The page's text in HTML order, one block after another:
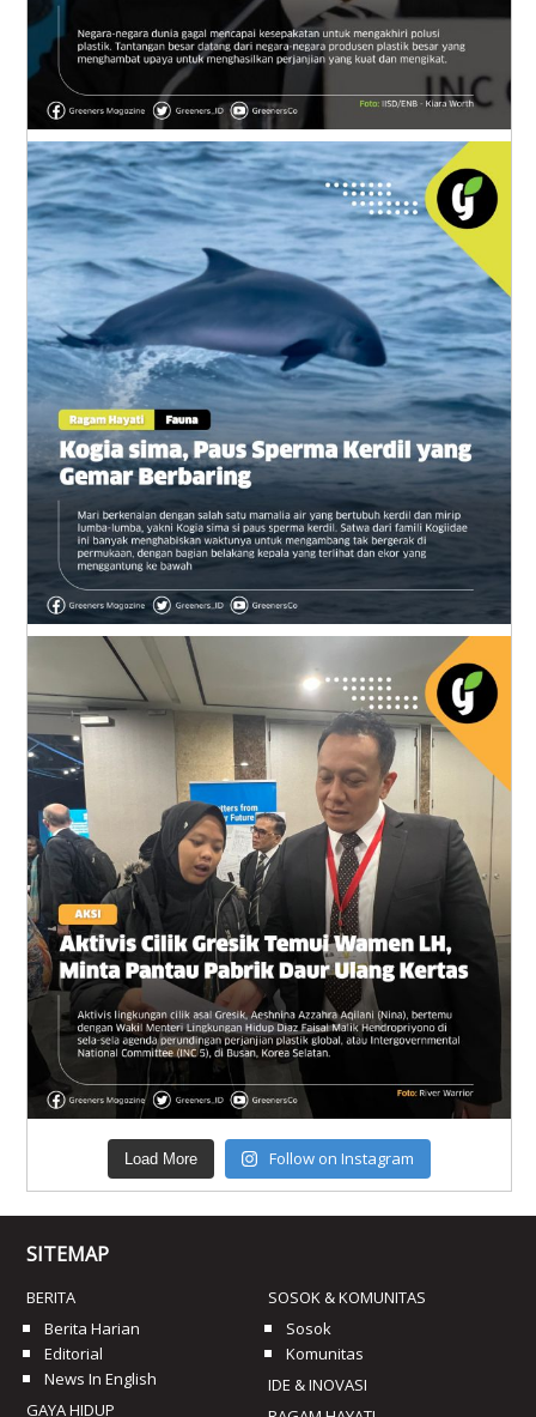
Load More Follow on Instagram
SITEMAP
BERITA
Berita Harian
Editorial
News In English
GAYA HIDUP
SOSOK & KOMUNITAS
Sosok
Komunitas
IDE & INOVASI